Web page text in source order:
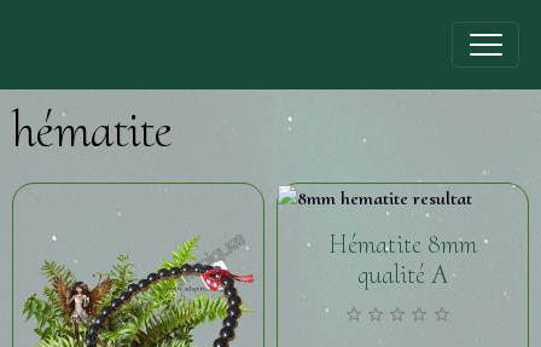
hématite
Hématite 8mm
qualité A